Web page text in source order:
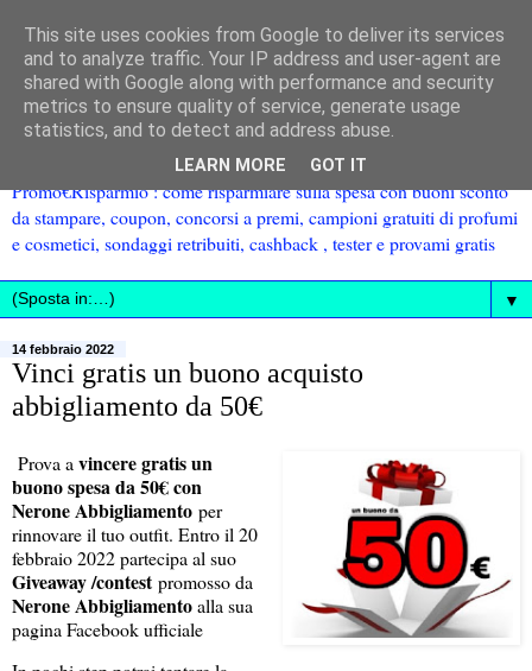
Promo€Risparmio : come risparmiare sulla spesa con buoni sconto
da stampare, coupon, concorsi a premi, campioni gratuiti di profumi
e cosmetici, sondaggi retribuiti, cashback , tester e provami gratis
▼
14 febbraio 2022
Vinci gratis un buono acquisto
abbigliamento da 50€
Prova a vincere gratis un
buono spesa da 50€ con
Nerone Abbigliamento per
rinnovare il tuo outfit. Entro il 20
febbraio 2022 partecipa al suo
Giveaway /contest promosso da
Nerone Abbigliamentoalla sua
pagina Facebook ufficiale
This site uses cookies from Google to deliver its services
and to analyze traffic. Your IP address and user-agent are
shared with Google along with performance and security
metrics to ensure quality of service, generate usage
statistics, and to detect and address abuse.
LEARN MORE GOT IT